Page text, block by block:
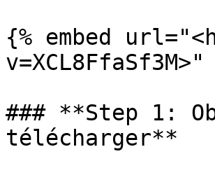
{% embed
v=XCL8FfaSf3M>"
### **Step 1:
télécharger**